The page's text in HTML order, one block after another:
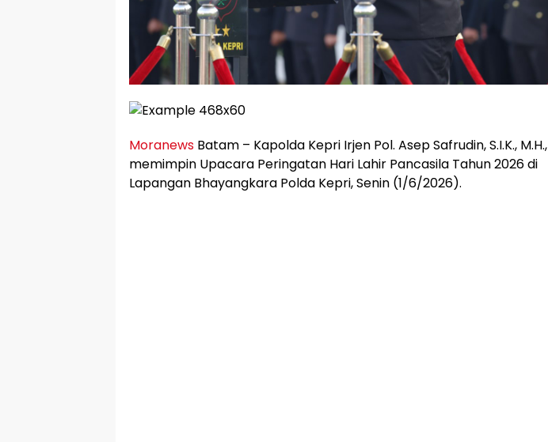
Moranews Batam – Kapolda Kepri Irjen Pol. Asep Safrudin, S.I.K., M.H.,
memimpin Upacara Peringatan Hari Lahir Pancasila Tahun 2026 di
Lapangan Bhayangkara Polda Kepri, Senin (1/6/2026).